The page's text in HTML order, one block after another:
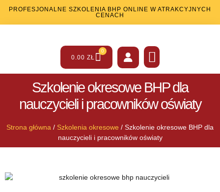
PROFESJONALNE SZKOLENIA BHP ONLINE W ATRAKCYJNYCH
CENACH
0.00ZŁ
0
Szkolenie okresowe BHP dla
nauczycieli i pracowników oświaty
Strona główna / Szkolenia okresowe / Szkolenie okresowe BHP dla
nauczycieli i pracowników oświaty